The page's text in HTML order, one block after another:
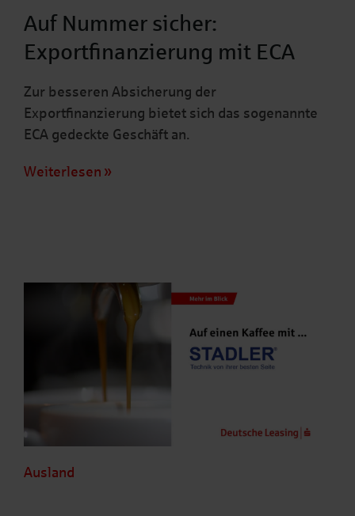
Auf Nummer sicher:
Exportfinanzierung mit ECA
Zur besseren Absicherung der
Exportfinanzierung bietet sich das sogenannte
ECA gedeckte Geschäft an.
Weiterlesen
Ausland